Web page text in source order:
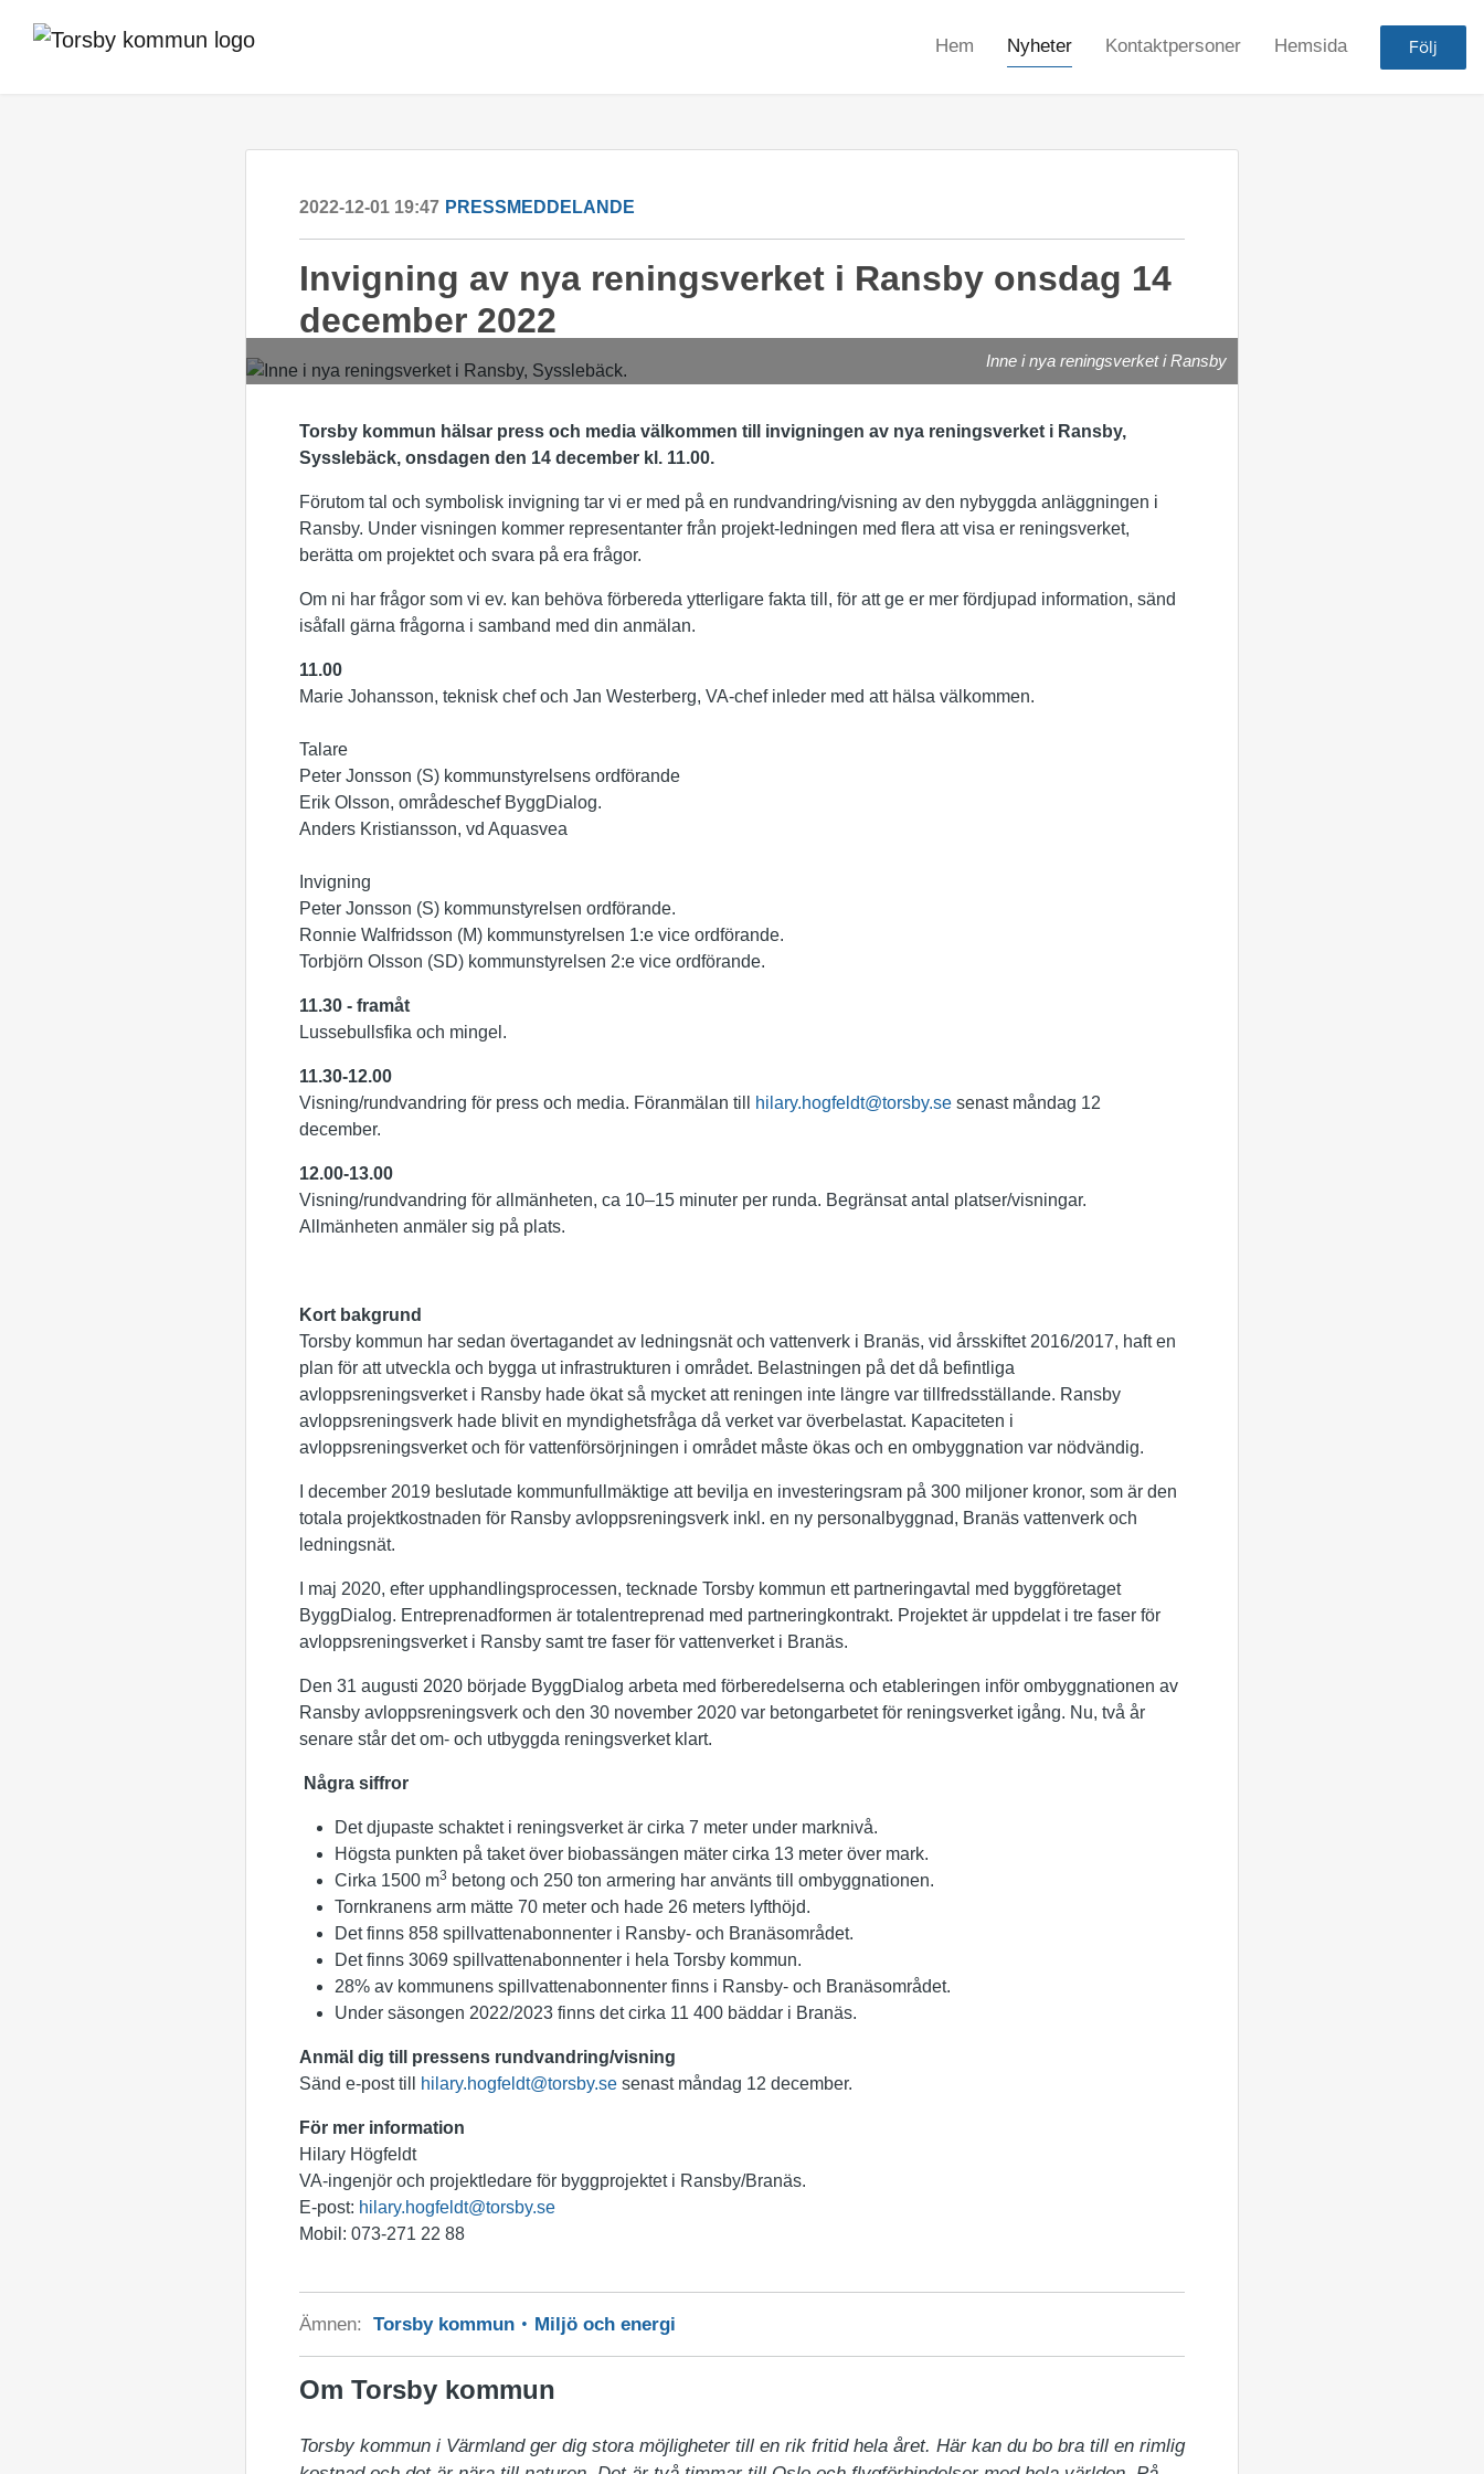
Hem Nyheter Kontaktpersoner Hemsida Följ
2022-12-01 19:47 PRESSMEDDELANDE
Invigning av nya reningsverket i Ransby onsdag 14
december 2022
Inne i nya reningsverket i Ransby
Torsby kommun hälsar press och media välkommen till invigningen av nya reningsverket i Ransby,
Sysslebäck, onsdagen den 14 december kl. 11.00.
Förutom tal och symbolisk invigning tar vi er med på en rundvandring/visning av den nybyggda anläggningen i
Ransby. Under visningen kommer representanter från projekt-ledningen med flera att visa er reningsverket,
berätta om projektet och svara på era frågor.
Om ni har frågor som vi ev. kan behöva förbereda ytterligare fakta till, för att ge er mer fördjupad information, sänd
isåfall gärna frågorna i samband med din anmälan.
11.00
Marie Johansson, teknisk chef och Jan Westerberg, VA-chef inleder med att hälsa välkommen.
Talare
Peter Jonsson (S) kommunstyrelsens ordförande
Erik Olsson, områdeschef ByggDialog.
Anders Kristiansson, vd Aquasvea
Invigning
Peter Jonsson (S) kommunstyrelsen ordförande.
Ronnie Walfridsson (M) kommunstyrelsen 1:e vice ordförande.
Torbjörn Olsson (SD) kommunstyrelsen 2:e vice ordförande.
11.30 - framåt
Lussebullsfika och mingel.
11.30-12.00
Visning/rundvandring för press och media. Föranmälan till
hilary.hogfeldt@torsby.se senast måndag 12
december.
12.00-13.00
Visning/rundvandring för allmänheten, ca 10–15 minuter per runda. Begränsat antal platser/visningar.
Allmänheten anmäler sig på plats.
Kort bakgrund
Torsby kommun har sedan övertagandet av ledningsnät och vattenverk i Branäs, vid årsskiftet 2016/2017, haft en
plan för att utveckla och bygga ut infrastrukturen i området. Belastningen på det då befintliga
avloppsreningsverket i Ransby hade ökat så mycket att reningen inte längre var tillfredsställande. Ransby
avloppsreningsverk hade blivit en myndighetsfråga då verket var överbelastat. Kapaciteten i
avloppsreningsverket och för vattenförsörjningen i området måste ökas och en ombyggnation var nödvändig.
I december 2019 beslutade kommunfullmäktige att bevilja en investeringsram på 300 miljoner kronor, som är den
totala projektkostnaden för Ransby avloppsreningsverk inkl. en ny personalbyggnad, Branäs vattenverk och
ledningsnät.
I maj 2020, efter upphandlingsprocessen, tecknade Torsby kommun ett partneringavtal med byggföretaget
ByggDialog. Entreprenadformen är totalentreprenad med partneringkontrakt. Projektet är uppdelat i tre faser för
avloppsreningsverket i Ransby samt tre faser för vattenverket i Branäs.
Den 31 augusti 2020 började ByggDialog arbeta med förberedelserna och etableringen inför ombyggnationen av
Ransby avloppsreningsverk och den 30 november 2020 var betongarbetet för reningsverket igång. Nu, två år
senare står det om- och utbyggda reningsverket klart.
Några siffror
Det djupaste schaktet i reningsverket är cirka 7 meter under marknivå.
Högsta punkten på taket över biobassängen mäter cirka 13 meter över mark.
Cirka 1500 m3 betong och 250 ton armering har använts till ombyggnationen.
Tornkranens arm mätte 70 meter och hade 26 meters lyfthöjd.
Det finns 858 spillvattenabonnenter i Ransby- och Branäsområdet.
Det finns 3069 spillvattenabonnenter i hela Torsby kommun.
28% av kommunens spillvattenabonnenter finns i Ransby- och Branäsområdet.
Under säsongen 2022/2023 finns det cirka 11 400 bäddar i Branäs.
Anmäl dig till pressens rundvandring/visning
Sänd e-post till
hilary.hogfeldt@torsby.se senast måndag 12 december.
För mer information
Hilary Högfeldt
VA-ingenjör och projektledare för byggprojektet i Ransby/Branäs.
E-post: hilary.hogfeldt@torsby.se
Mobil: 073-271 22 88
Ämnen: Torsby kommun Miljö och energi
Om Torsby kommun
Torsby kommun i Värmland ger dig stora möjligheter till en rik fritid hela året. Här kan du bo bra till en rimlig